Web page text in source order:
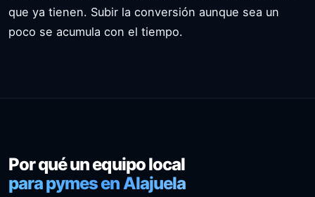
que ya tienen. Subir la conversión aunque sea un
poco se acumula con el tiempo.
Por qué un equipo local
para pymes en Alajuela